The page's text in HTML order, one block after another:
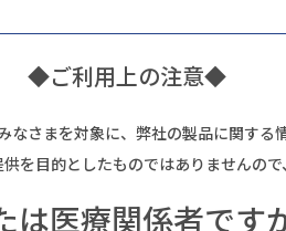
◆ご利用上の注意◆
さまを対象に、弊社の製品に関する
を目的としたものではありませんので
は医療関係者です